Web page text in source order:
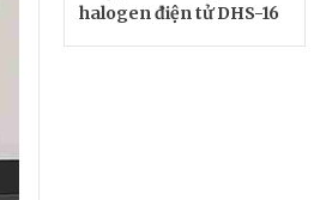
halogen điện tử DHS-16